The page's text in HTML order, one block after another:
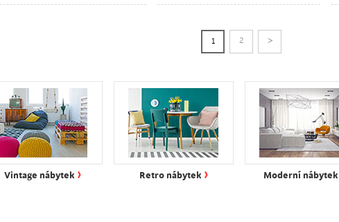
1 2 >
Vintage nábytek › Retro nábytek › Moderní nábytek